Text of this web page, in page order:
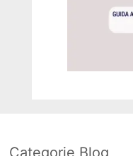
Categorie Blog